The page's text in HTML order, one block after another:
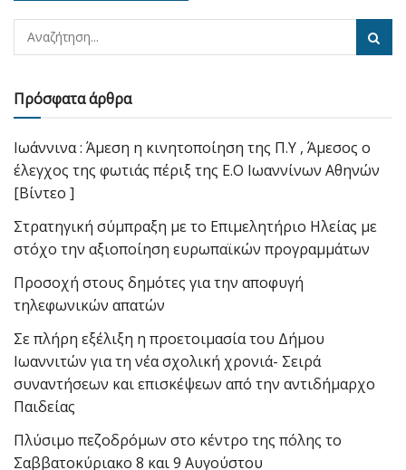
Πρόσφατα άρθρα
Ιωάννινα : Άμεση η κινητοποίηση της Π.Υ , Άμεσος ο
έλεγχος της φωτιάς πέριξ της Ε.Ο Ιωαννίνων Αθηνών
[Βίντεο ]
Στρατηγική σύμπραξη με το Επιμελητήριο Ηλείας με
στόχο την αξιοποίηση ευρωπαϊκών προγραμμάτων
Προσοχή στους δημότες για την αποφυγή
τηλεφωνικών απατών
Σε πλήρη εξέλιξη η προετοιμασία του Δήμου
Ιωαννιτών για τη νέα σχολική χρονιά- Σειρά
συναντήσεων και επισκέψεων από την αντιδήμαρχο
Παιδείας
Πλύσιμο πεζοδρόμων στο κέντρο της πόλης το
Σαββατοκύριακο 8 και 9 Αυγούστου